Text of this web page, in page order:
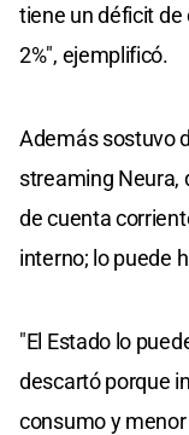
tiene un déficit de
2%", ejemplificó.
Además sostuvo
streaming Neura,
de cuenta
interno; lo puede
"El Estado lo
descartó porque
consumo y